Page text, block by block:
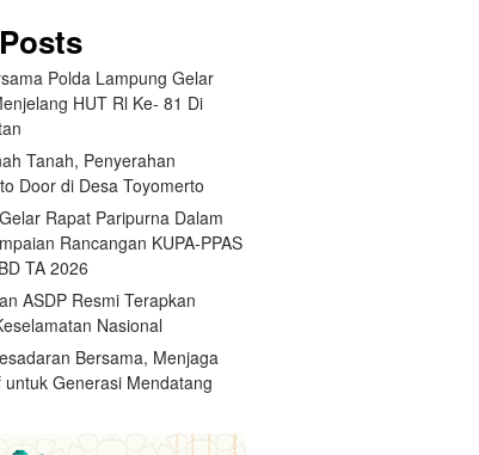
Polda Lampung Gelar
HUT Rl Ke- 81 Di
Tanah, Penyerahan
Door di Desa Toyomerto
Rapat Paripurna Dalam
Rancangan KUPA-PPAS
TA 2026
ASDP Resmi Terapkan
Nasional
Bersama, Menjaga
untuk Generasi Mendatang